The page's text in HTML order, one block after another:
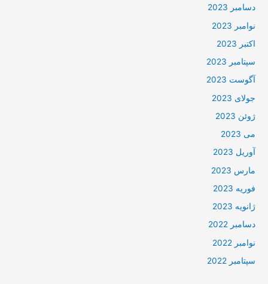
دسامبر 2023
نوامبر 2023
اکتبر 2023
سپتامبر 2023
آگوست 2023
جولای 2023
ژوئن 2023
می 2023
آوریل 2023
مارس 2023
فوریه 2023
ژانویه 2023
دسامبر 2022
نوامبر 2022
سپتامبر 2022